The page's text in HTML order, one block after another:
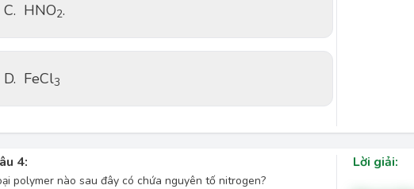
C. HNO2.
D. FeCl3
4:
polymer nào sau đây có chứa nguyên tố nitrogen?
Lời giải: